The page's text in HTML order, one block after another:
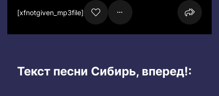
[xfnotgiven_mp3file]
Текст песни Сибирь, вперед!: